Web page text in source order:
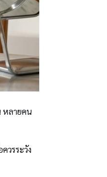
หลายคน
วรระวัง